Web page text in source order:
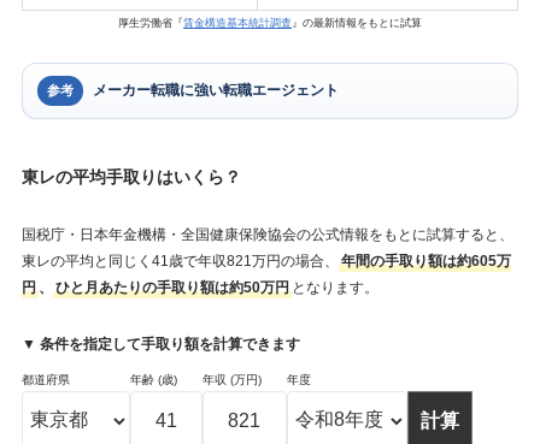
厚生労働省『賃金構造基本統計調査 』の最新情報をもとに試算
参考 メーカー転職に強い転職エージェント
東レの平均手取りはいくら？
国税庁・日本年金機構・全国健康保険協会の公式情報をもとに試算すると、
東レの平均と同じく41歳で年収821万円の場合、
年間の手取り額は約605万
円、 ひと月あたりの手取り額は約50万円となります。
▼ 条件を指定して手取り額を計算できます
都道府県 年齢 (歳) 年収 (万円) 年度